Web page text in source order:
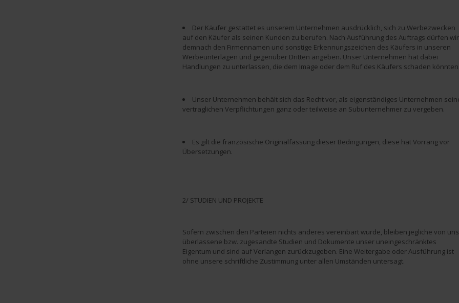
Der Käufer gestattet es unserem Unternehmen ausdrücklich, sich zu Werbezwecken
auf den Käufer als seinen Kunden zu berufen. Nach Ausführung des Auftrags dürfen wir
demnach den Firmennamen und sonstige Erkennungszeichen des Käufers in unseren
Werbeunterlagen und gegenüber Dritten angeben. Unser Unternehmen hat dabei
Handlungen zu unterlassen, die dem Image oder dem Ruf des Käufers schaden
Unser Unternehmen behält sich das Recht vor, als eigenständiges Unternehmen
vertraglichen Verpflichtungen ganz oder teilweise an Subunternehmer zu vergeben.
Es gilt die französische Originalfassung dieser Bedingungen, diese hat Vorrang vor
Übersetzungen.
2/ STUDIEN UND PROJEKTE
Sofern zwischen den Parteien nichts anderes vereinbart wurde, bleiben jegliche von uns
überlassene bzw. zugesandte Studien und Dokumente unser uneingeschränktes
Eigentum und sind auf Verlangen zurückzugeben. Eine Weitergabe oder Ausführung ist
ohne unsere schriftliche Zustimmung unter allen Umständen untersagt.